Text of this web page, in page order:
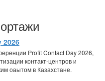
2026
Profit Contact Day 2026,
контакт-центров и
оаытом в Казахстане.